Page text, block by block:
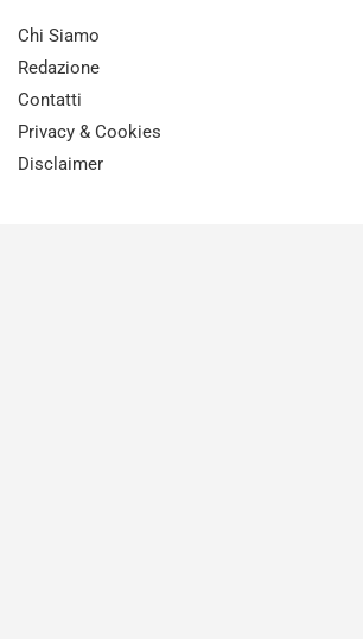
Chi Siamo
Redazione
Contatti
Privacy & Cookies
Disclaimer